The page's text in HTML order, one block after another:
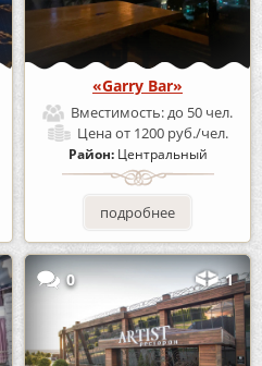
«Garry Bar»
Вместимость: до 50 чел.
Ценаот 1200 руб./чел.
Район: Центральный
подробнее
0 1